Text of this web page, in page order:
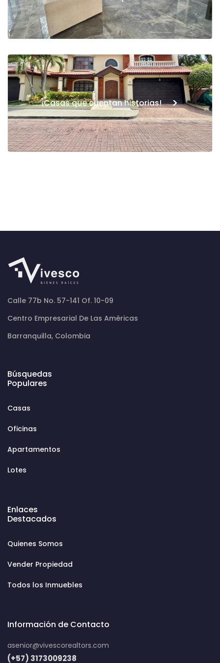
¡Casas que cuentan historias! >
Calle 77b No. 57-141 Of. 10-09
Centro Empresarial De Las Américas
Barranquilla, Colombia
Búsquedas
Populares
Casas
Oficinas
Apartamentos
Lotes
Enlaces
Destacados
Quienes Somos
Vender Propiedad
Todos los Inmuebles
Información de Contacto
asenior@vivescorealtors.com
(+57) 3173009238